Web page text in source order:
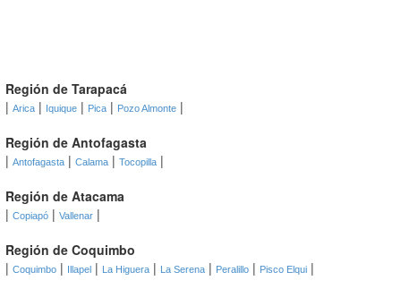
Región de Tarapacá
| Arica | Iquique | Pica | Pozo Almonte |
Región de Antofagasta
| Antofagasta | Calama | Tocopilla |
Región de Atacama
| Copiapó | Vallenar |
Región de Coquimbo
| Coquimbo | Illapel | La Higuera | La Serena | Peralillo | Pisco Elqui |